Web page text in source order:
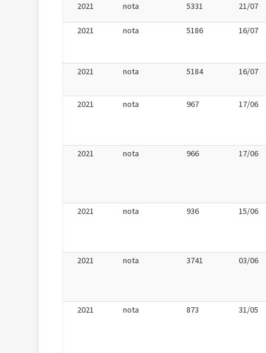
2021 nota 5331 21/07
2021 nota 5186 16/07
2021 nota 5184 16/07
2021 nota 967 17/06
2021 nota 966 17/06
2021 nota 936 15/06
2021 nota 3741 03/06
2021 nota 873 31/05